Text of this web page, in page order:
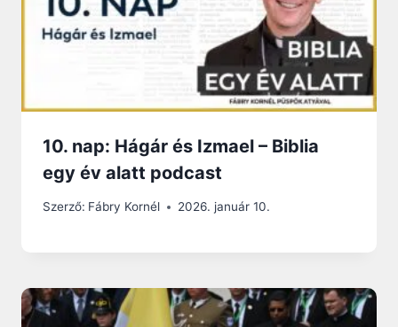
10. nap: Hágár és Izmael – Biblia
egy év alatt podcast
Szerző: Fábry Kornél 2026. január 10.